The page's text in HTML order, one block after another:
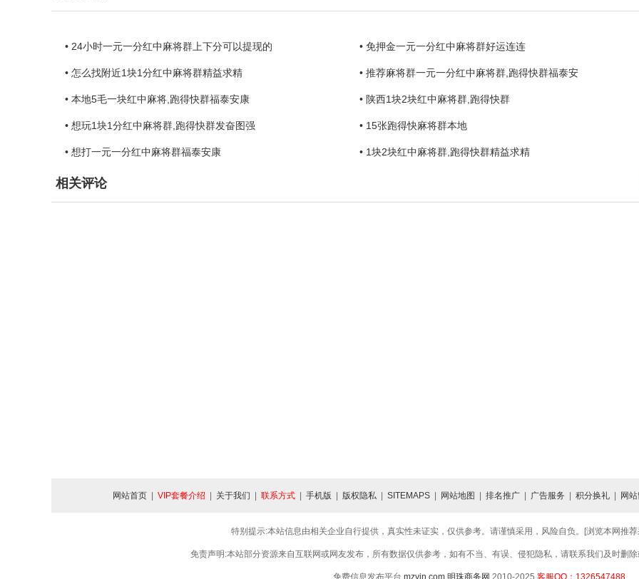
• 24小时一元一分红中麻将群上下分可以提现的 • 免押金一元一分红中麻将群好运连连
• 怎么找附近1块1分红中麻将群精益求精 • 推荐麻将群一元一分红中麻将群,跑得快群福泰安
• 本地5毛一块红中麻将,跑得快群福泰安康 • 陕西1块2块红中麻将群,跑得快群
• 想玩1块1分红中麻将群,跑得快群发奋图强 • 15张跑得快麻将群本地
• 想打一元一分红中麻将群福泰安康 • 1块2块红中麻将群,跑得快群精益求精
相关评论
网站首页 VIP套餐介绍 关于我们 联系方式 手机版 版权隐私 SITEMAPS 网站地图 排名推广 广告服务 积分换礼 网
特别提示:本站信息由相关企业自行提供，真实性未证实，仅供参考。请谨慎采用，风险自负。[浏览本网推
免责声明:本站部分资源来自互联网或网友发布，所有数据仅供参考，如有不当、有误、侵犯隐私，请联系我们及时删
免费信息发布平台 mzyin.com 明珠商务网 2010-2025 客服QQ：1326547488